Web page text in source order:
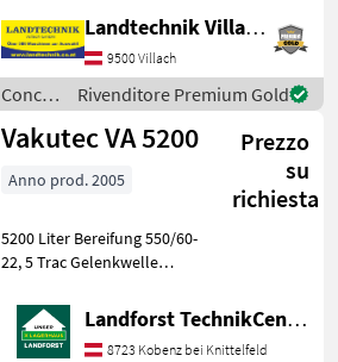
tandem, con asse seguace,
con pneumatici: 650/55R26,
5, frenatura ad aria
compressa, versione da
Landtechnik Villach GmbH
9500 Villach
Concimazione
e
irrigazione
Joskin
Rivenditore Premium Gold
Vakutec VA 5200
Prezzo
su
richiesta
Anno prod. 2005
5200 Liter Bereifung 550/60-
22, 5 Trac Gelenkwelle
unnötige Wartezeiten oder
Wegstrecken zu ersparen,
bitten wir Sie um vorherige
Landforst TechnikCenter Knittelfeld
8723 Kobenz bei Knittelfeld